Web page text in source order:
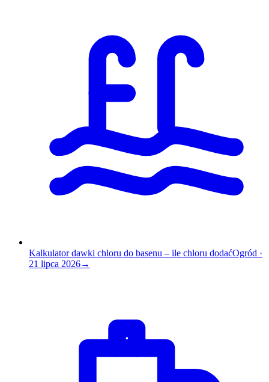
Kalkulator dawki chloru do basenu – ile chloru dodaćOgród ·
21 lipca 2026→